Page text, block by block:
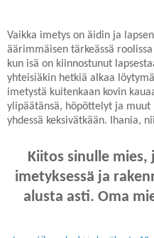
Vaikka imetys on äidin ja
äärimmäisen tärkeässä
kun isä on kiinnostunut
yhteisiäkin hetkiä alkaa
imetystä kuitenkaan kovin
ylipäätänsä, höpöttelyt ja
yhdessä keksivätkään. Ihania,
Kiitos sinulle
imetyksessä ja
alusta asti. Oma